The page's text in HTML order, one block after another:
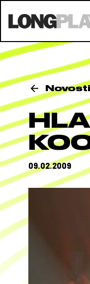
Novosti
09.02.2009